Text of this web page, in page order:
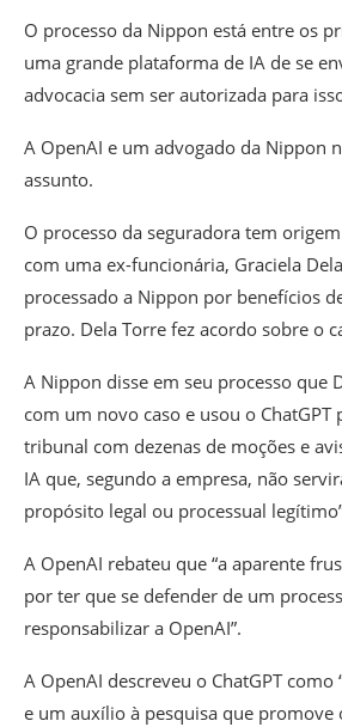
O processo da Nippon está entre os
uma grande plataforma de IA de se
advocacia sem ser autorizada para
A OpenAI e um advogado da Nippon
assunto.
O processo da seguradora tem
com uma ex-funcionária, Graciela
processado a Nippon por benefícios
prazo. Dela Torre fez acordo sobre o
A Nippon disse em seu processo que
com um novo caso e usou o ChatGPT
tribunal com dezenas de moções e
IA que, segundo a empresa, não
propósito legal ou processual
A OpenAI rebateu que “a aparente
por ter que se defender de um
responsabilizar a OpenAI”.
A OpenAI descreveu o ChatGPT
e um auxílio à pesquisa que promove